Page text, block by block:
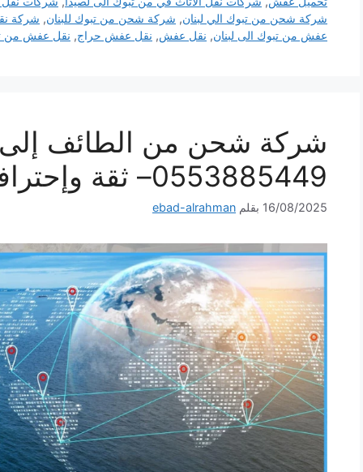
شركة شحن من تبوك الي لبنان, شركة شحن من تبوك للبنان, شركة
عفش من تبوك الى لبنان, نقل عفش, نقل عفش حراج, نقل عفش من
شركة شحن من الطائف إلى
0553885449– ثقة وإحترافية لكل شحنة
16/08/2025 بقلم ebad-alrahman